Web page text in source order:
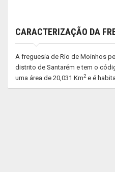
CARACTERIZAÇÃO DA
A freguesia de Rio de Moinhos
distrito de Santarém e tem o
uma área de 20,031 Km2e é